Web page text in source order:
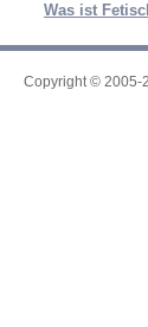
Was ist
Copyright © 2005-